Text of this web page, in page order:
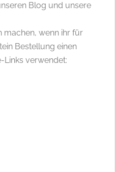
Blog und unsere
machen, wenn ihr für
Bestellung einen
Links verwendet: